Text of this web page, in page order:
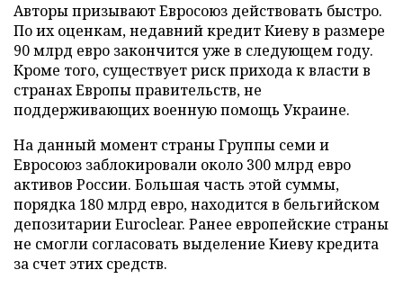
Авторы призывают Евросоюз действовать быстро.
По их оценкам, недавний кредит Киеву в размере
90 млрд евро закончится уже в следующем году.
Кроме того, существует риск прихода к власти в
странах Европы правительств, не
поддерживающих военную помощь Украине.
На данный момент страны Группы семи и
Евросоюз заблокировали около 300 млрд евро
активов России. Большая часть этой суммы,
порядка 180 млрд евро, находится в бельгийском
депозитарии Euroclear. Ранее европейские страны
не смогли согласовать выделение Киеву кредита
за счет этих средств.